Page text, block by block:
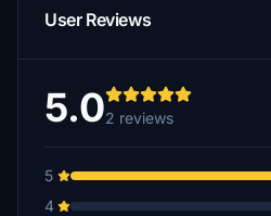
User Reviews
5.02 reviews
5
4